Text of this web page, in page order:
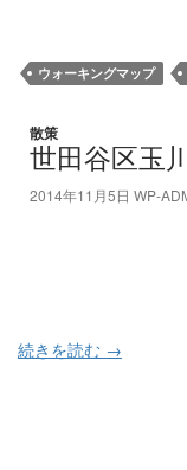
ウォーキングマップ
散策
世田谷区玉
2014年11月5日 WP-
続きを読む →